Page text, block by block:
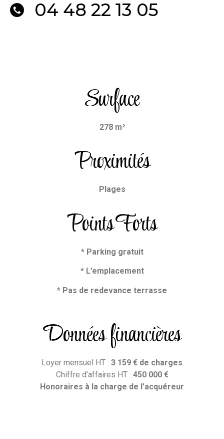
04 48 22 13 05
Surface
278 m²
Proximités
Plages
Points Forts
* Parking gratuit
* L’emplacement
* Pas de redevance terrasse
Données financières
Loyer mensuel HT : 3 159 € de charges
Chiffre d’affaires HT : 450000 €
Honoraires à la charge de l’acquéreur